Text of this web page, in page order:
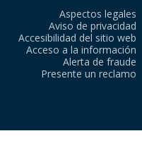
Aspectos legales
Aviso de privacidad
Accesibilidad del sitio web
Acceso a la información
Alerta de fraude
Presente un reclamo